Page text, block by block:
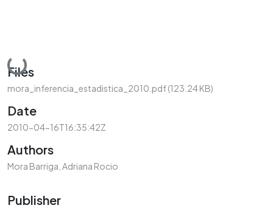
Loading...
Files
mora_inferencia_estadistica_2010.pdf(123.24 KB)
Date
2010-04-16T16:35:42Z
Authors
Mora Barriga, Adriana Rocio
Publisher